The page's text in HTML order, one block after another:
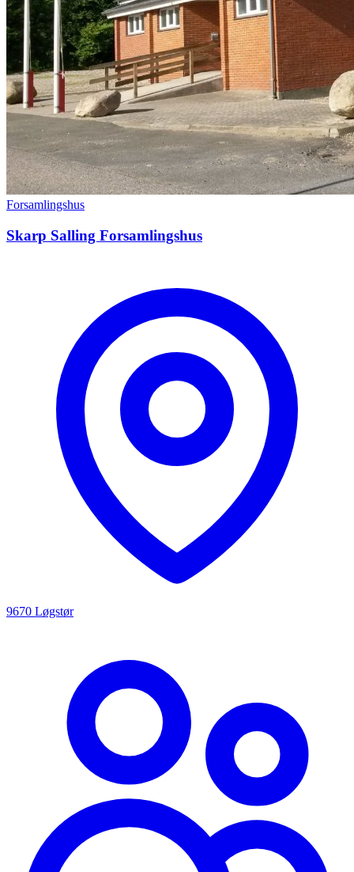
Forsamlingshus
Skarp Salling Forsamlingshus
9670 Løgstør